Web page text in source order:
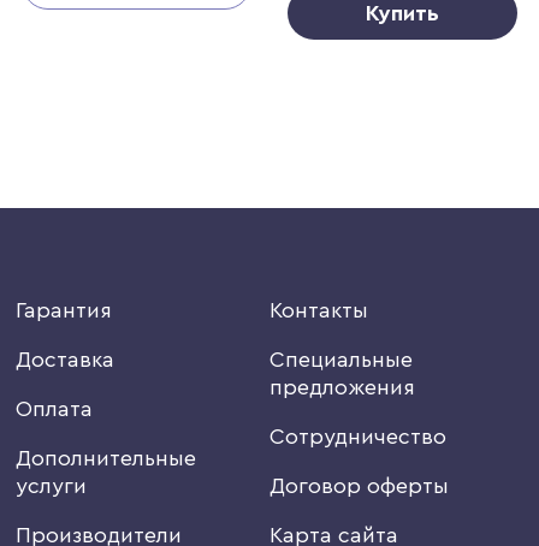
Купить
Гарантия
Доставка
Оплата
Дополнительные
услуги
Производители
Контакты
Специальные
предложения
Сотрудничество
Договор оферты
Карта сайта